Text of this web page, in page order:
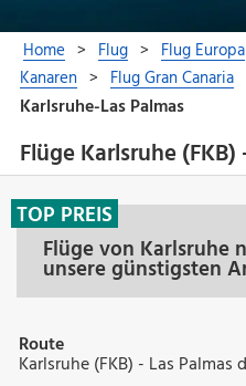
Flüge Karlsruhe (FKB)
Flüge von Karlsruhe
unsere günstigsten
TOP PREIS
Route
Karlsruhe (FKB) - Las Palmas